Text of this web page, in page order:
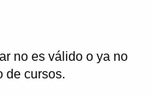
no es válido o ya no
de cursos.